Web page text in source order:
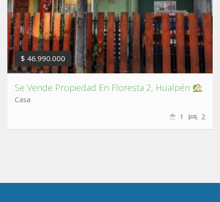
$ 46.990.000
Se Vende Propiedad En Floresta 2, Hualpén
Casa
2
1